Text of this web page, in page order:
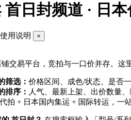
首日封频道 · 日
用说明 ×
交易平台，竞拍与一口价并存。这
筛选： 价格区间、成色/状态、是否
排序： 人气、最新上架、出价数量
拍 + 日本国内集运 + 国际转运，一